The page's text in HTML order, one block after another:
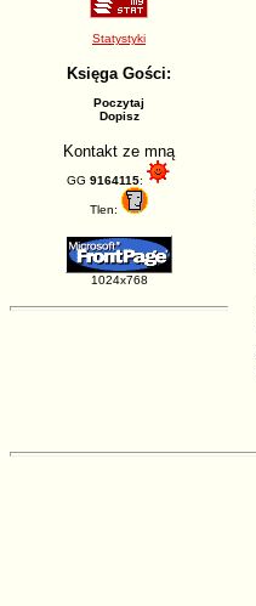
Statystyki
Księga Gości:
Poczytaj
Dopisz
Kontakt ze mną
GG 9164115:
Tlen:
1024x768